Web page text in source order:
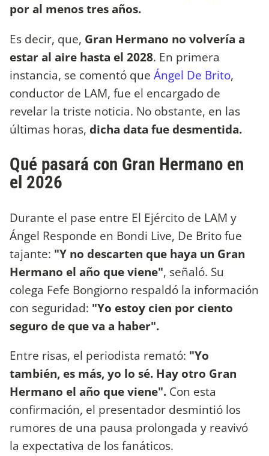
por al menos tres años.
Es decir, que, Gran Hermano no volvería a
estar al aire hasta el 2028. En primera
instancia, se comentó que Ángel De Brito,
conductor de LAM, fue el encargado de
revelar la triste noticia. No obstante, en las
últimas horas, dicha data fue desmentida.
Qué pasará con Gran Hermano en
el 2026
Durante el pase entre El Ejército de LAM y
Ángel Responde en Bondi Live, De Brito fue
tajante: "Y no descarten que haya un Gran
Hermano el año que viene", señaló. Su
colega Fefe Bongiorno respaldó la información
con seguridad: "Yo estoy cien por ciento
seguro de que va a haber".
Entre risas, el periodista remató: "Yo
también, es más, yo lo sé. Hay otro Gran
Hermano el año que viene". Con esta
confirmación, el presentador desmintió los
rumores de una pausa prolongada y reavivó
la expectativa de los fanáticos.